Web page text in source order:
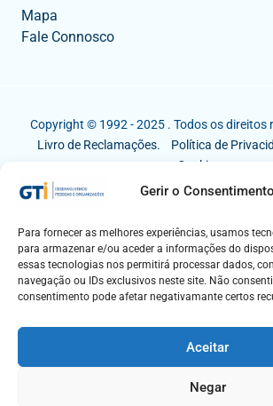
Gerir o Consentimento
Para fornecer as melhores experiências, usamos
para armazenar e/ou aceder a informações do
essas tecnologias nos permitirá processar dados,
navegação ou IDs exclusivos neste site. Não
consentimento pode afetar negativamante certos
Aceitar
Negar
Mapa
Fale Connosco
Copyright © 1992 - 2025 . Todos os direitos
Livro de Reclamações.
Política de
Cookies